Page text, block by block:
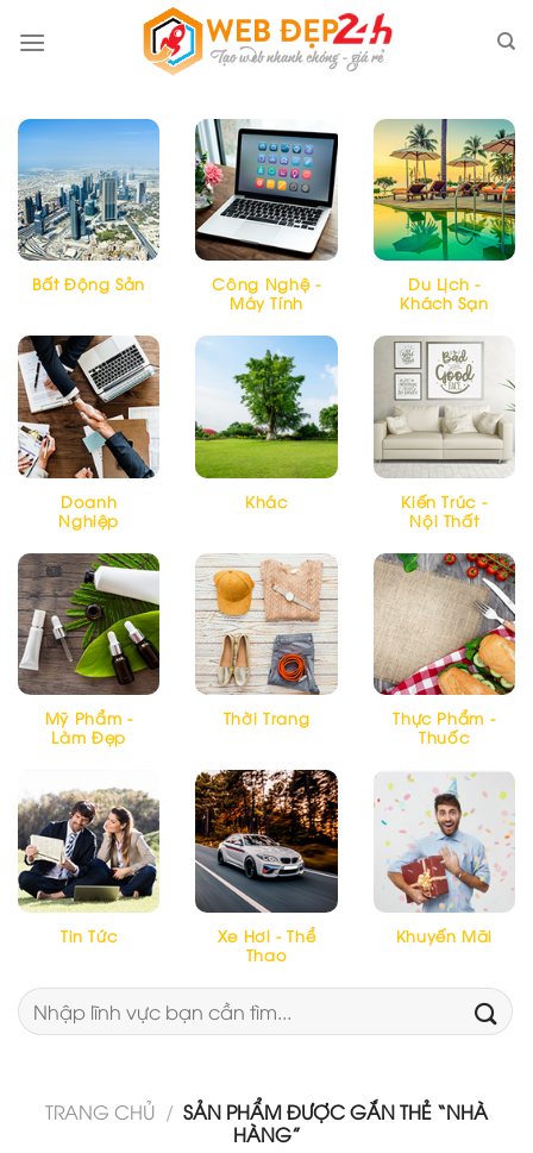
Bất Động Sản
Công Nghệ -
Máy Tính
Du Lịch -
Khách Sạn
Doanh
Nghiệp
Khác
Kiến Trúc -
Nội Thất
Mỹ Phẩm -
Làm Đẹp
Thời Trang
Thực Phẩm -
Thuốc
Tin Tức
Xe Hơi - Thể
Thao
Khuyến Mãi
Tìm
kiếm:
TRANG CHỦ / SẢN PHẨM ĐƯỢC GẮN THẺ “NHÀ
HÀNG”